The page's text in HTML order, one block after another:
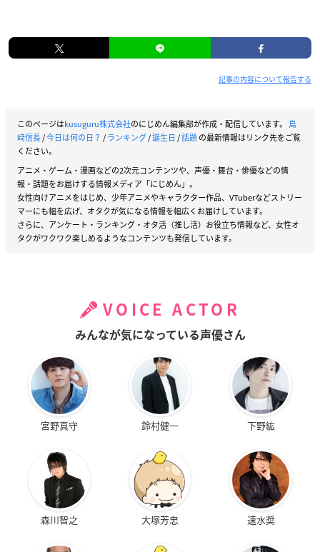
記事の内容について報告する
このページはkusuguru株式会社のにじめん編集部が作成・配信しています。 島
﨑信長/今日は何の日？ /ランキング/誕生日/話題の最新情報はリンク先をご覧
ください。
アニメ・ゲーム・漫画などの2次元コンテンツや、声優・舞台・俳優などの情
報・話題をお届けする情報メディア「にじめん」。
女性向けアニメをはじめ、少年アニメやキャラクター作品、VTuberなどストリー
マーにも幅を広げ、オタクが気になる情報を幅広くお届けしています。
さらに、アンケート・ランキング・オタ活（推し活）お役立ち情報など、女性オ
タクがワクワク楽しめるようなコンテンツも発信しています。
VOICE ACTOR
みんなが気になっている声優さん
宮野真守 鈴村健一 下野紘
森川智之 大塚芳忠 速水奨